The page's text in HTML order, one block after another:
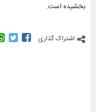
بخشیده است.
اشتراک گذاری